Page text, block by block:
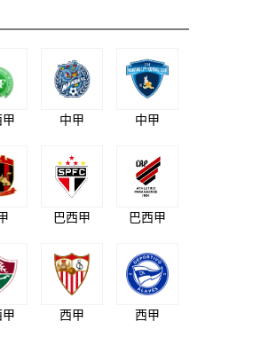
甲 中甲 中甲
巴西甲 巴西甲
甲 西甲 西甲